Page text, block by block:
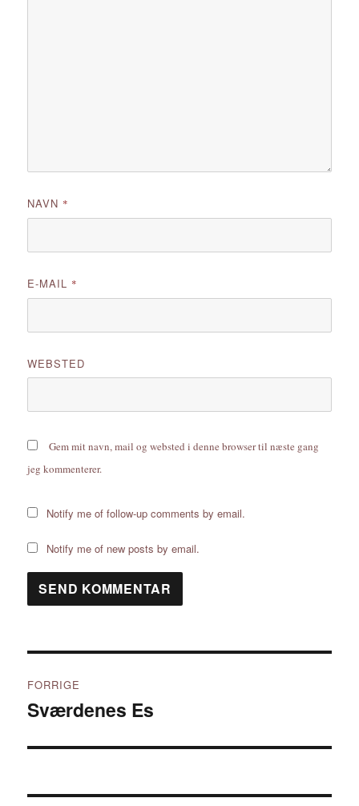
NAVN *
E-MAIL *
WEBSTED
Gem mit navn, mail og websted i denne browser til næste gang
jeg kommenterer.
Notify me of follow-up comments by email.
Notify me of new posts by email.
FORRIGE
Forrige
Sværdenes Es